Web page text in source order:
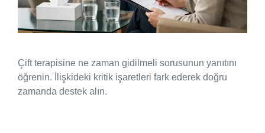
Çift terapisine ne zaman gidilmeli sorusunun yanıtını
öğrenin. İlişkideki kritik işaretleri fark ederek doğru
zamanda destek alın.